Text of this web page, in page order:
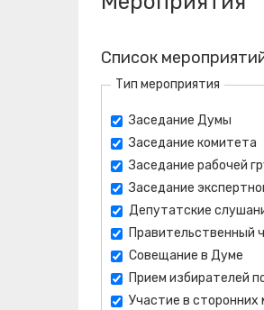
Список
Тип мероприятия
Заседание Думы
Заседание комитета
Заседание рабочей
Заседание
Депутатские
Правительственный
Совещание в Думе
Прием избирателей
Участие в сторонних